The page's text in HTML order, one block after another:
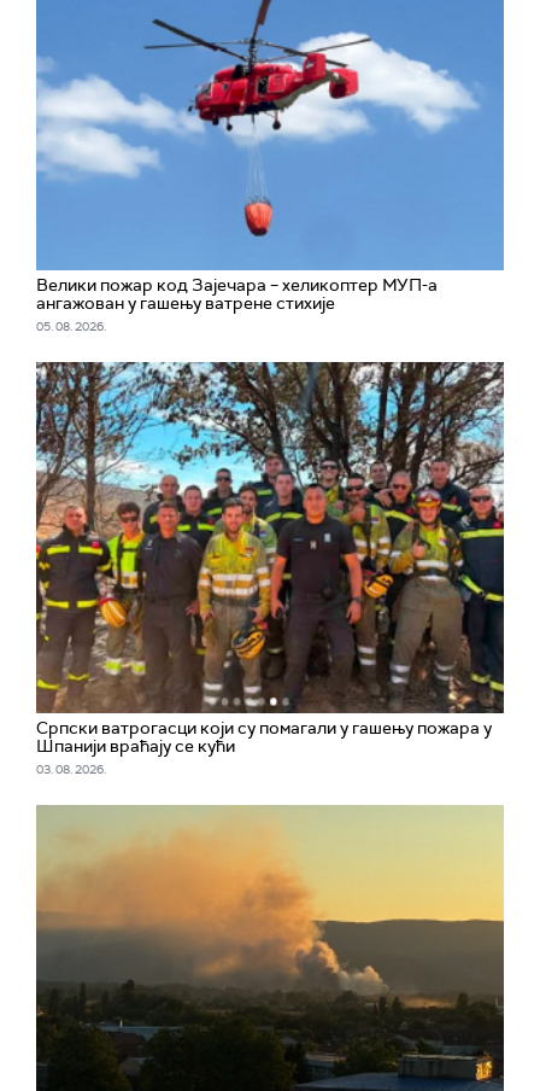
Велики пожар код Зајечара – хеликоптер МУП-а
ангажован у гашењу ватрене стихије
05. 08. 2026.
Српски ватрогасци који су помагали у гашењу пожара у
Шпанији враћају се кући
03. 08. 2026.